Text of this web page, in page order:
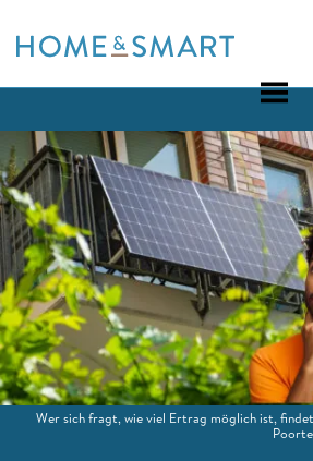
to
Wer sich fragt, wie viel Ertrag möglich ist,